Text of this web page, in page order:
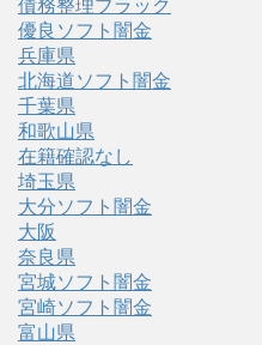
債務整理ブラック
優良ソフト闇金
兵庫県
北海道ソフト闇金
千葉県
和歌山県
在籍確認なし
埼玉県
大分ソフト闇金
大阪
奈良県
宮城ソフト闇金
宮崎ソフト闇金
富山県